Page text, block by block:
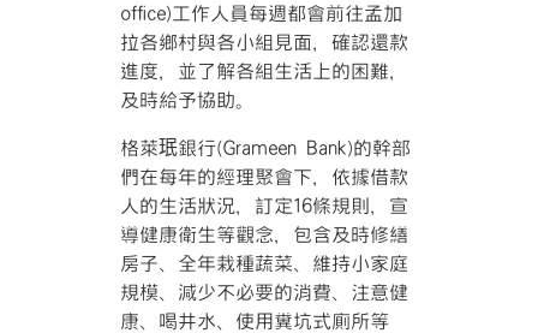
office)工作人員每週都會前往孟加
拉各鄉村與各小組見面，確認還款
進度，並了解各組生活上的困難，
及時給予協助。
格萊珉銀行(Grameen Bank)的幹部
們在每年的經理聚會下，依據借款
人的生活狀況，訂定16條規則，宣
導健康衛生等觀念，包含及時修繕
房子、全年栽種蔬菜、維持小家庭
規模、減少不必要的消費、注意健
康、喝井水、使用糞坑式廁所等